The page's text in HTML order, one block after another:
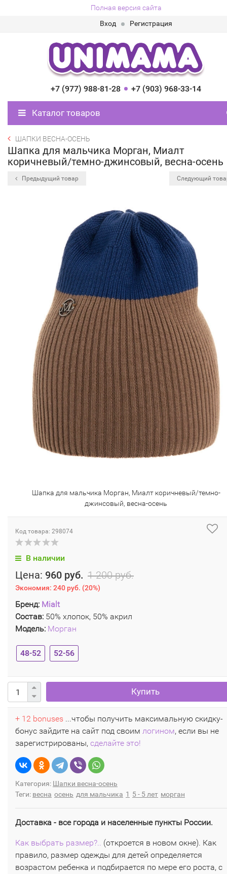
Полная версия сайта
Вход
Регистрация
+7 (977) 988-81-28 +7 (903) 968-33-14
Каталог товаров
ШАПКИ ВЕСНА-ОСЕНЬ
Шапка для мальчика Морган, Миалт
коричневый/темно-джинсовый, весна-осень
Предыдущий товар Следующий
Шапка для мальчика Морган, Миалт коричневый/темно-
джинсовый, весна-осень
Код товара: 298074
В наличии
Цена: 960 руб. 1 200 руб.
Экономия: 240 руб. (20%)
Бренд: Mialt
Состав: 50% хлопок, 50% акрил
Модель: Морган
48-52 52-56
Купить
+ 12 bonuses ...чтобы получить максимальную скидку-
бонус зайдите на сайт под своим логином, если вы не
зарегистрированы, сделайте это!
Категория: Шапки весна-осень
Теги: весна осень для мальчика 1 5 - 5 лет морган
Доставка - все города и населенные пункты России.
Как выбрать размер?.. (откроется в новом окне). Как
правило, размер одежды для детей определяется
возрастом ребенка и подбирается по мере его роста, с